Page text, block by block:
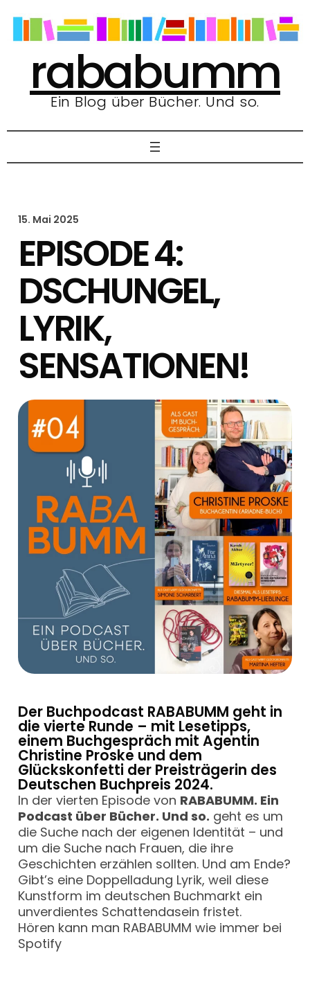
Inhalt
springen
rababumm
Ein Blog über Bücher. Und so.
15. Mai 2025
EPISODE 4:
DSCHUNGEL,
LYRIK,
SENSATIONEN!
Der Buchpodcast RABABUMM geht in
die vierte Runde – mit Lesetipps,
einem Buchgespräch mit Agentin
Christine Proske und dem
Glückskonfetti der Preisträgerin des
Deutschen Buchpreis 2024.
In der vierten Episode von RABABUMM. Ein
Podcast über Bücher. Und so. geht es um
die Suche nach der eigenen Identität – und
um die Suche nach Frauen, die ihre
Geschichten erzählen sollten. Und am Ende?
Gibt’s eine Doppelladung Lyrik, weil diese
Kunstform im deutschen Buchmarkt ein
unverdientes Schattendasein fristet.
Hören kann man RABABUMM wie immer bei
Spotify